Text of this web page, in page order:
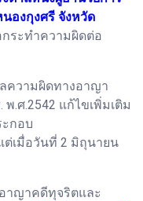
องกุงศรี จังหวัด
ระทำความผิดต่อ
ความผิดทางอาญา
พ.ศ.2542 แก้ไขเพิ่มเติม
กอบ
ต่เมื่อวันที่ 2 มิถุนายน
าญาคดีทุจริตและ